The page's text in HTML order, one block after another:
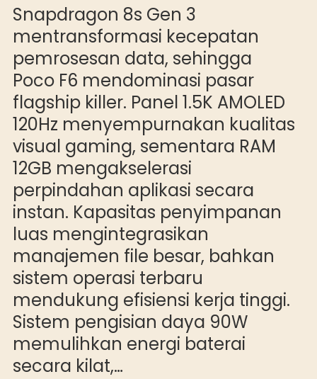
Snapdragon 8s Gen 3
mentransformasi kecepatan
pemrosesan data, sehingga
Poco F6 mendominasi pasar
flagship killer. Panel 1.5K AMOLED
120Hz menyempurnakan kualitas
visual gaming, sementara RAM
12GB mengakselerasi
perpindahan aplikasi secara
instan. Kapasitas penyimpanan
luas mengintegrasikan
manajemen file besar, bahkan
sistem operasi terbaru
mendukung efisiensi kerja tinggi.
Sistem pengisian daya 90W
memulihkan energi baterai
secara kilat,…